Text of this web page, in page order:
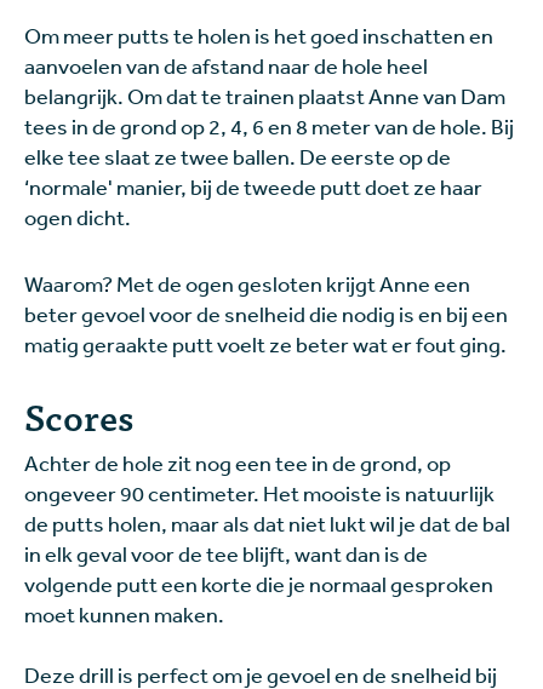
Om meer putts te holen is het goed inschatten en
aanvoelen van de afstand naar de hole heel
belangrijk. Om dat te trainen plaatst Anne van Dam
tees in de grond op 2, 4, 6 en 8 meter van de hole. Bij
elke tee slaat ze twee ballen. De eerste op de
‘normale' manier, bij de tweede putt doet ze haar
ogen dicht.
Waarom? Met de ogen gesloten krijgt Anne een
beter gevoel voor de snelheid die nodig is en bij een
matig geraakte putt voelt ze beter wat er fout ging.
Scores
Achter de hole zit nog een tee in de grond, op
ongeveer 90 centimeter. Het mooiste is natuurlijk
de putts holen, maar als dat niet lukt wil je dat de bal
in elk geval voor de tee blijft, want dan is de
volgende putt een korte die je normaal gesproken
moet kunnen maken.
Deze drill is perfect om je gevoel en de snelheid bij